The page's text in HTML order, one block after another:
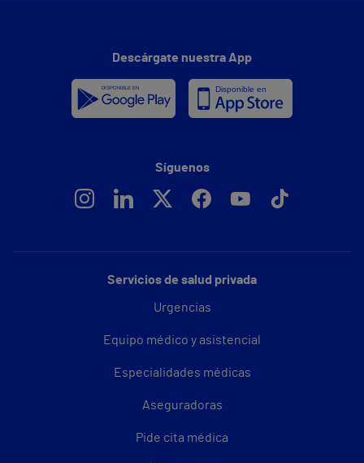
Servicios de salud privada
Urgencias
Equipo médico y asistencial
Especialidades médicas
Aseguradoras
Pide cita médica
Descárgate nuestra App
Síguenos